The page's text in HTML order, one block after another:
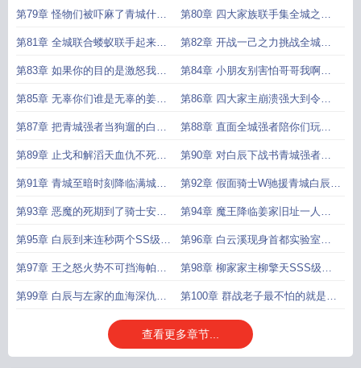
逃强破青
第79章 怪物们被吓麻了青城什么
时候出了这
第80章 四大家族联手集全城之力
合力对抗
第81章 全城联合蝼蚁联手起来就
不是蝼蚁了
第82章 开战一己之力挑战全城强
者先拿徐
第83章 如果你的目的是激怒我那
你成功了
第84章 小朋友别害怕哥哥我啊是
来杀你的
第85章 无辜你们谁是无辜的姜家
的债由
第86章 四大家主崩溃强大到令人
绝望的恶魔
第87章 把青城强者当狗遛的白辰
杀个回马枪
第88章 直面全城强者陪你们玩玩
还真以为
第89章 止戈和解滔天血仇不死不
休不杀
第90章 对白辰下战书青城强者的
愚蠢决定
第91章 青城至暗时刻降临满城混
乱百姓聚
第92章 假面骑士W驰援青城白辰
你们急着
第93章 恶魔的死期到了骑士安全
局传奇强者
第94章 魔王降临姜家旧址一人单
挑青城所有
第95章 白辰到来连秒两个SS级青
城的天
第96章 白云溪现身首都实验室这
一战胜
第97章 王之怒火势不可挡海帕甲
斗的武器
第98章 柳家家主柳擎天SSS级骑
士埃伯尔
第99章 白辰与左家的血海深仇身 第100章 群战老子最不怕的就是群
战神明
查看更多章节...